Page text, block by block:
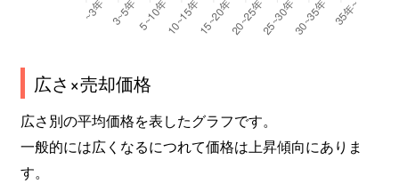
広さ×売却価格
広さ別の平均価格を表したグラフです。
一般的には広くなるにつれて価格は上昇傾向にありま
す。